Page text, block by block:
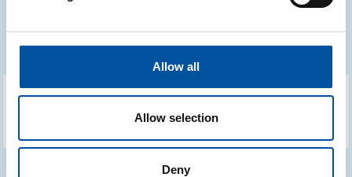
Allow all
Allow selection
Deny